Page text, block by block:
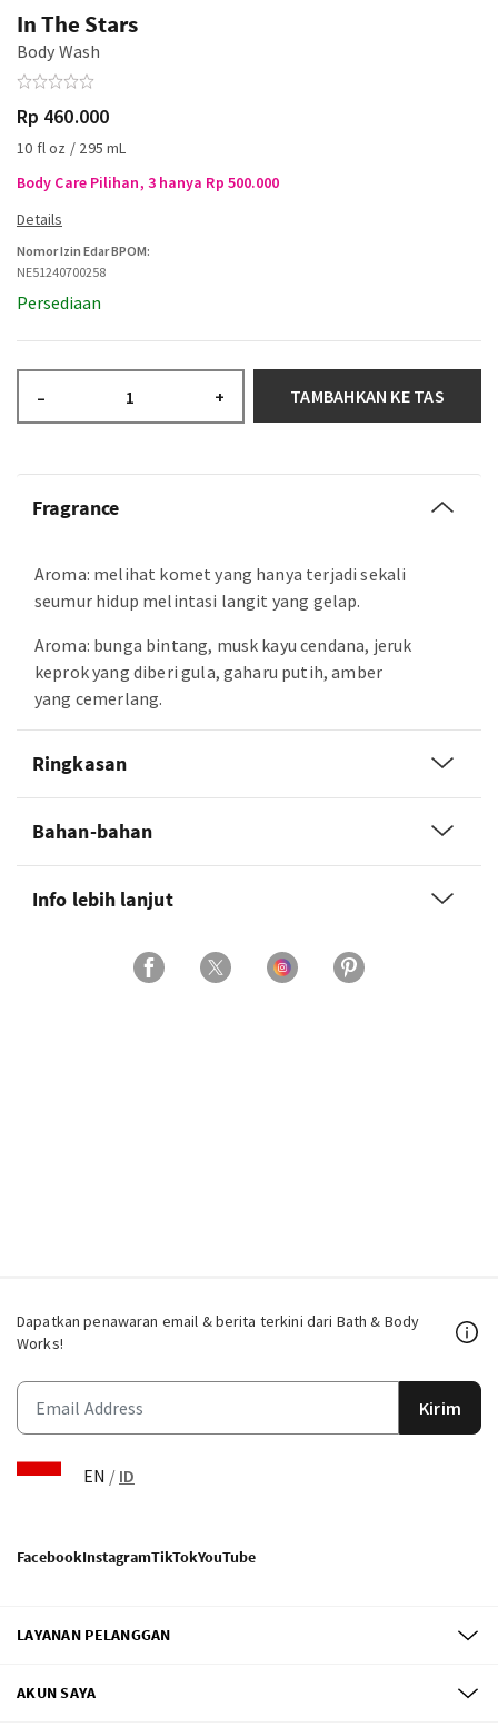
In The Stars
Body Wash
Rp 460.000
10 fl oz / 295 mL
Body Care Pilihan, 3 hanya Rp 500.000
Nomor Izin Edar BPOM:
NE51240700258
Persediaan
– + TAMBAHKAN KE TAS
Fragrance
Aroma: melihat komet yang hanya terjadi sekali
seumur hidup melintasi langit yang gelap.
Aroma: bunga bintang, musk kayu cendana, jeruk
keprok yang diberi gula, gaharu putih, amber
yang cemerlang.
Ringkasan
Bahan-bahan
Info lebih lanjut
Dapatkan penawaran email & berita terkini dari Bath & Body
Works!
Kirim
EN / ID
FacebookInstagramTikTokYouTube
LAYANAN PELANGGAN
AKUN SAYA